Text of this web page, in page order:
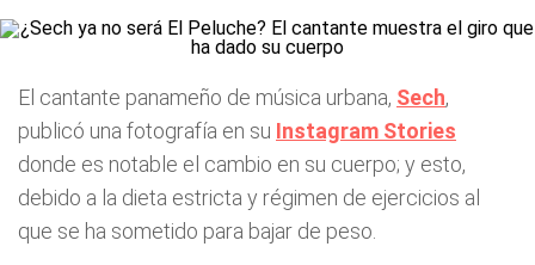
El cantante panameño de música urbana, Sech,
publicó una fotografía en su Instagram Stories
donde es notable el cambio en su cuerpo; y esto,
debido a la dieta estricta y régimen de ejercicios al
que se ha sometido para bajar de peso.